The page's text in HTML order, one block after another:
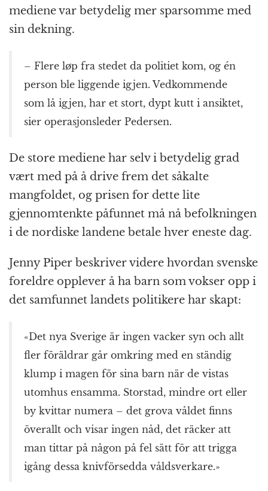
mediene var betydelig mer sparsomme med
sin dekning.
– Flere løp fra stedet da politiet kom, og én
person ble liggende igjen. Vedkommende
som lå igjen, har et stort, dypt kutt i ansiktet,
sier operasjonsleder Pedersen.
De store mediene har selv i betydelig grad
vært med på å drive frem det såkalte
mangfoldet, og prisen for dette lite
gjennomtenkte påfunnet må nå befolkningen
i de nordiske landene betale hver eneste dag.
Jenny Piper beskriver videre hvordan svenske
foreldre opplever å ha barn som vokser opp i
det samfunnet landets politikere har skapt:
«Det nya Sverige är ingen vacker syn och allt
fler föräldrar går omkring med en ständig
klump i magen för sina barn när de vistas
utomhus ensamma. Storstad, mindre ort eller
by kvittar numera – det grova våldet finns
överallt och visar ingen nåd, det räcker att
man tittar på någon på fel sätt för att trigga
igång dessa knivförsedda våldsverkare.»